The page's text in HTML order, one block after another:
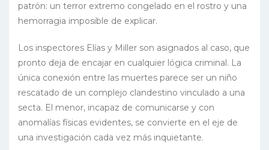
patrón: un terror extremo congelado en el rostro y una
hemorragia imposible de explicar.
Los inspectores Elías y Miller son asignados al caso, que
pronto deja de encajar en cualquier lógica criminal. La
única conexión entre las muertes parece ser un niño
rescatado de un complejo clandestino vinculado a una
secta. El menor, incapaz de comunicarse y con
anomalías físicas evidentes, se convierte en el eje de
una investigación cada vez más inquietante.